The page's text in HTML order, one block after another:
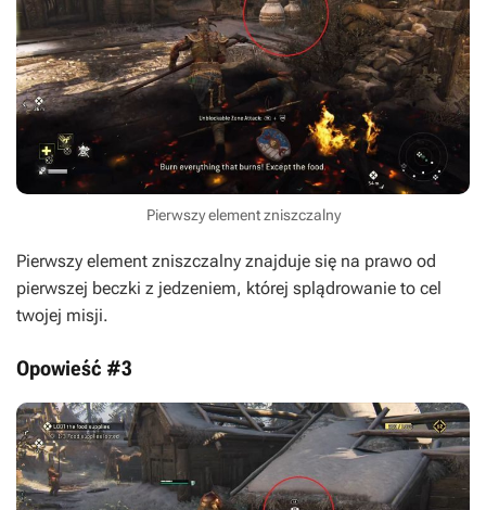
Pierwszy element zniszczalny
Pierwszy element zniszczalny znajduje się na prawo od
pierwszej beczki z jedzeniem, której splądrowanie to cel
twojej misji.
Opowieść #3